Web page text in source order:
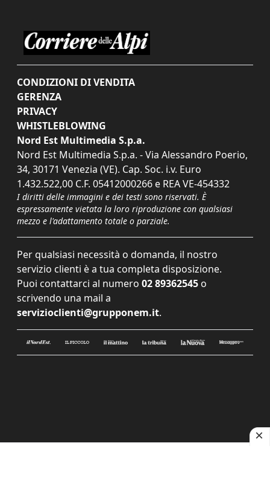
CONDIZIONI DI VENDITA
GERENZA
PRIVACY
WHISTLEBLOWING
Nord Est Multimedia S.p.a.
Nord Est Multimedia S.p.a. - Via Alessandro Poerio,
34, 30171 Venezia (VE). Cap. Soc. i.v. Euro
1.432.522,00 C.F. 05412000266 e REA VE-454332
I diritti delle immagini e dei testi sono riservati. È
espressamente vietata la loro riproduzione con qualsiasi
mezzo e l'adattamento totale o parziale.
Per qualsiasi necessità o domanda, il nostro
servizio clienti è a tua completa disposizione.
Puoi contattarci al numero 02 89362545 o
scrivendo una mail a
servizioclienti@grupponem.it.